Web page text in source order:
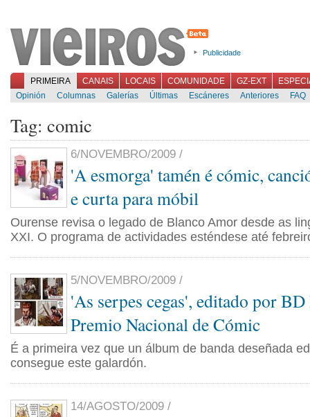
Publicidade
PRIMEIRA CANAIS LOCAIS COMUNIDADE GZ-EXT
Opinión
Columnas Galerías Últimas Escáneres Anteriores FAQ
Tag: comic
6/NOVEMBRO/2009 /
'A esmorga' tamén é cómic,
e curta para móbil
Ourense revisa o legado de Blanco Amor desde as
XXI. O programa de actividades esténdese até
5/NOVEMBRO/2009 /
'As serpes cegas', editado por BD
Premio Nacional de Cómic
É a primeira vez que un álbum de banda deseñada
consegue este galardón.
14/AGOSTO/2009 /